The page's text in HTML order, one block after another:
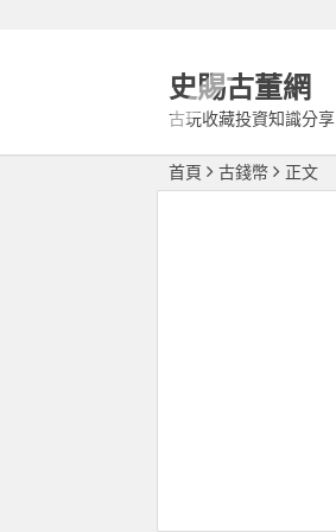
史賜古董網
古玩收藏投資知識分享
首頁 古錢幣 正文